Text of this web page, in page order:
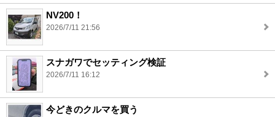
NV200！
2026/7/11 21:56
スナガワでセッティング検証
2026/7/11 16:12
今どきのクルマを買う